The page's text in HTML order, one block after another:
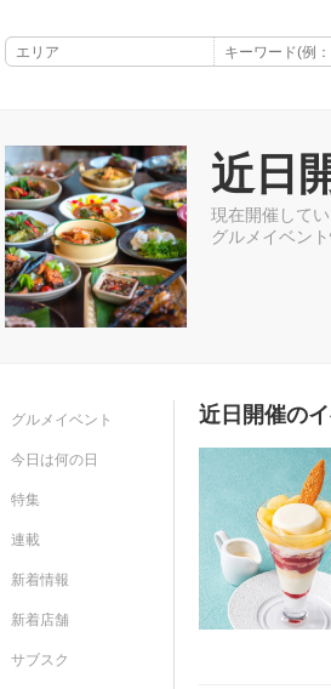
近日
現在開催して
グルメイベン
近日開催の
グルメイベント
今日は何の日
特集
連載
新着情報
新着店舗
サブスク